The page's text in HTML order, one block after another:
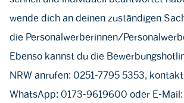
wende dich an deinen zuständigen
die Personalwerberinnen/
Ebenso kannst du die
NRW anrufen: 0251-7795 5353,
WhatsApp: 0173-9619600 oder E-Mail: